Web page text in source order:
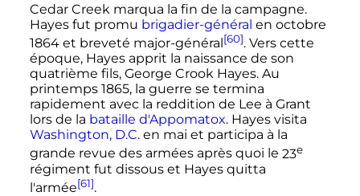
Cedar Creek marqua la fin de la campagne.
Hayes fut promu brigadier-général en octobre
1864et breveté major-général [60]. Vers cette
époque, Hayes apprit la naissance de son
quatrième fils, George Crook Hayes. Au
printemps 1865, la guerre se termina
rapidement avec la reddition de Lee à Grant
lors de la bataille d'Appomatox. Hayes visita
Washington, D.C.en mai et participa à la
grande revue des armées après quoi le 23e
régiment fut dissous et Hayes quitta
l'armée[61].